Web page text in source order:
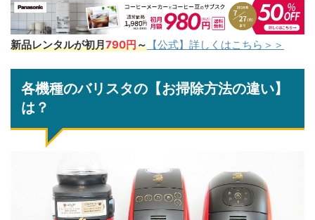
新品レンタルが初月790円～ 【公式】詳しくはこちら＞＞
各機種のバリスタの【お掃除方法の違い】
は？